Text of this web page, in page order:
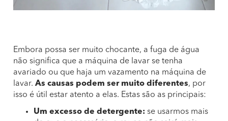
Embora possa ser muito chocante, a fuga de água
não significa que a máquina de lavar se tenha
avariado ou que haja um vazamento na máquina de
lavar. As causas podem ser muito diferentes, por
isso é útil estar atento a elas. Estas são as principais:
Um excesso de detergente: se usarmos mais